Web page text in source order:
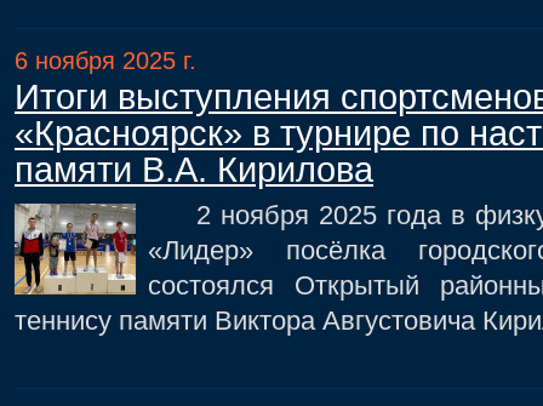
6 ноября 2025 г.
Итоги выступления
«Красноярск» в турнире по
памяти В.А. Кирилова
2 ноября 2025 года в
«Лидер» посёлка
состоялся Открытый
теннису памяти Виктора Августовича